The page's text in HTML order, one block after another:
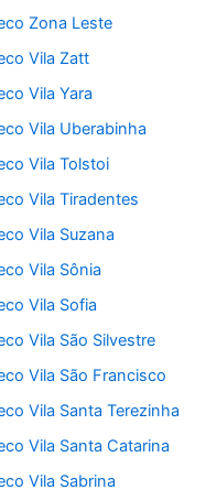
Zona Leste
Vila Zatt
Vila Yara
Vila Uberabinha
Vila Tolstoi
Vila Tiradentes
Vila Suzana
Vila Sônia
Vila Sofia
Vila São Silvestre
Vila São Francisco
Vila Santa Terezinha
Vila Santa Catarina
Vila Sabrina